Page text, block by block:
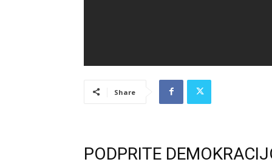
Share
PODPRITE